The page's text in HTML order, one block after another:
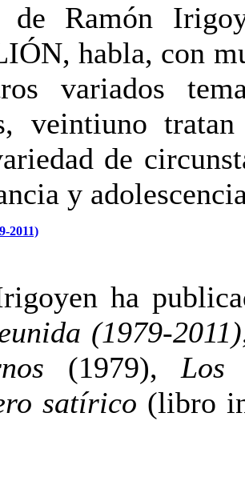
Ramón
habla, con
variados
veintiuno
de
y
2011)
ha
(1979-2011)
(1979),Los
satírico (libro